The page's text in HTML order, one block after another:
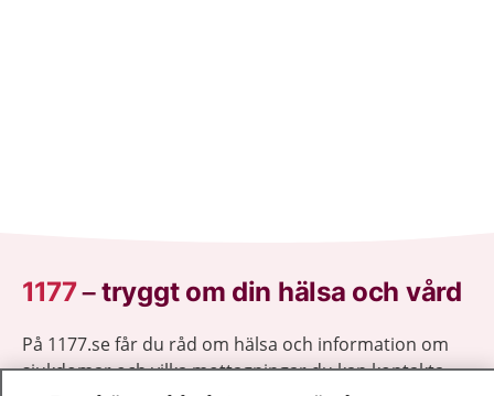
1177–tryggt om din hälsa och vård
På 1177.se får du råd om hälsa och information om
sjukdomar och vilka mottagningar du kan kontakta.